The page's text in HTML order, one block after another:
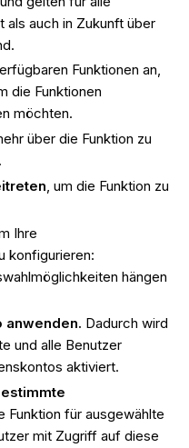
als auch in Zukunft über
Funktionen an,
die Funktionen
möchten.
über die Funktion zu
, um die Funktion zu
Ihre
konfigurieren:
hängen
anwenden. Dadurch wird
und alle Benutzer
aktiviert.
Funktion für ausgewählte
mit Zugriff auf diese